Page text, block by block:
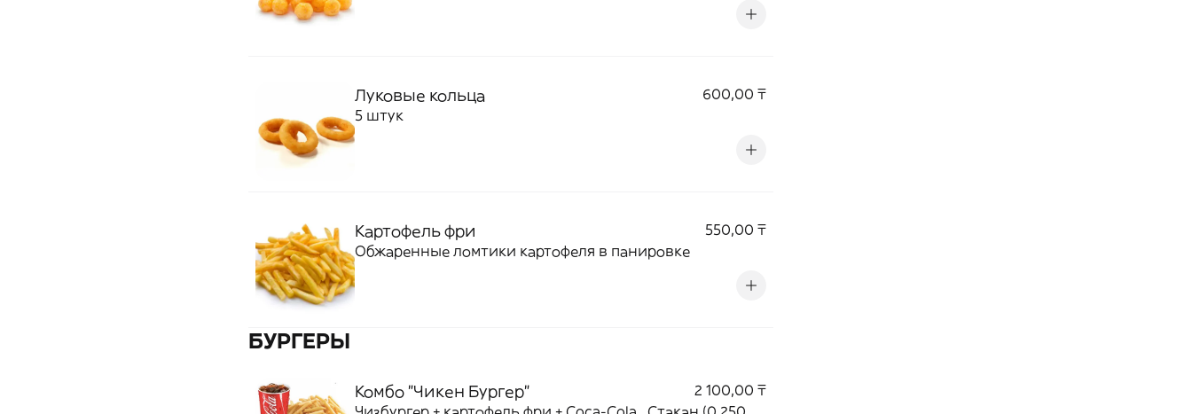
Луковые кольца
600,00 ₸
5 штук
Картофель фри
550,00 ₸
Обжаренные ломтики картофеля в панировке
БУРГЕРЫ
Комбо "Чикен Бургер"
2 100,00 ₸